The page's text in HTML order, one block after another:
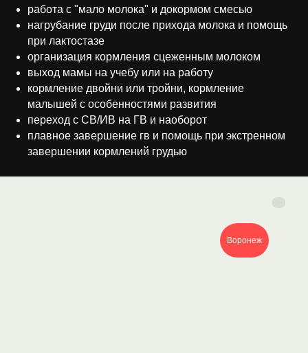
работа с "мало молока" и докормом смесью
нагрубание груди после прихода молока и помощь
при лактостазе
организация кормления сцеженным молоком
выход мамы на учебу или на работу
кормление двойни или тройни, кормление
малышей с особенностями развития
переход с СВ/ИВ на ГВ и наоборот
плавное завершение гв и помощь при экстренном
завершении кормлений грудью
Воронеж